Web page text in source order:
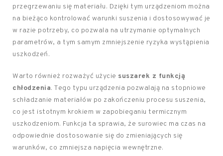
przegrzewaniu się materiału. Dzięki tym urządzeniom można
na bieżąco kontrolować warunki suszenia i dostosowywać je
w razie potrzeby, co pozwala na utrzymanie optymalnych
parametrów, a tym samym zmniejszenie ryzyka wystąpienia
uszkodzeń.
Warto również rozważyć użycie suszarek z funkcją
chłodzenia. Tego typu urządzenia pozwalają na stopniowe
schładzanie materiałów po zakończeniu procesu suszenia,
co jest istotnym krokiem w zapobieganiu termicznym
uszkodzeniom. Funkcja ta sprawia, że surowiec ma czas na
odpowiednie dostosowanie się do zmieniających się
warunków, co zmniejsza napięcia wewnętrzne.